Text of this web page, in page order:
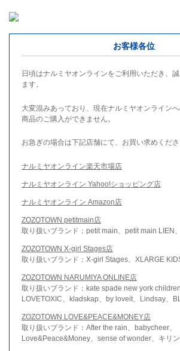
お客様各位
日頃はナルミヤオンラインをご利用いただき、
ます。
大変混みあっており、現在ナルミヤオンライン
商品のご購入ができません。
お急ぎの場合は下記店舗にて、お買い求めくださ
ナルミヤオンライン楽天市場店
ナルミヤオンライン Yahoo!ショッピング店
ナルミヤオンライン Amazon店
ZOZOTOWN petitmain店
取り扱いブランド：petit main、petit main LIEN
ZOZOTOWN X-girl Stages店
取り扱いブランド：X-girl Stages、XLARGE
ZOZOTOWN NARUMIYA ONLINE店
取り扱いブランド：kate spade new york
LOVETOXIC、kladskap、by loveit、Lindsay、
ZOZOTOWN LOVE&PEACE&MONEY店
取り扱いブランド：After the rain、babycheer、
Love&Peace&Money、sense of wonder、キリ